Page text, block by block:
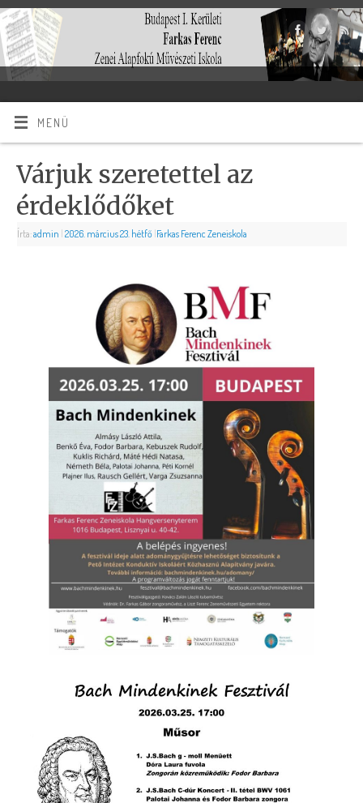
MENÜ
Várjuk szeretettel az
érdeklődőket
Írta:admin 2026. március 23. hétfő Farkas Ferenc Zeneiskola